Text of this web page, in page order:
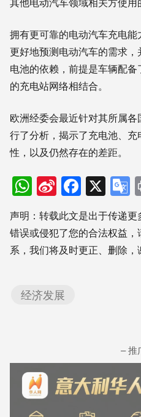
拥有更可靠的电动汽车充电
更好地预测电动汽车的需求
电池的依赖，前提是车辆配
的充电站网络相结合。
欧洲经委会最近针对其所属
行了分析，揭示了充电池、
性，以及仍然存在的差距。
WhatsApp
Sina
Weibo
X
声明：转载此文是出于传递
错误或侵犯了您的合法权益
系，我们将及时更正、删除，
经济发展
– 推